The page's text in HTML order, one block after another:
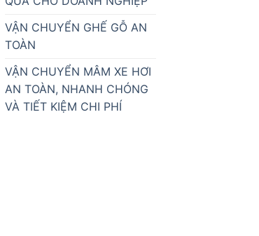
VẬN CHUYỂN GHẾ GỖ AN
TOÀN
VẬN CHUYỂN MÂM XE HƠI
AN TOÀN, NHANH CHÓNG
VÀ TIẾT KIỆM CHI PHÍ